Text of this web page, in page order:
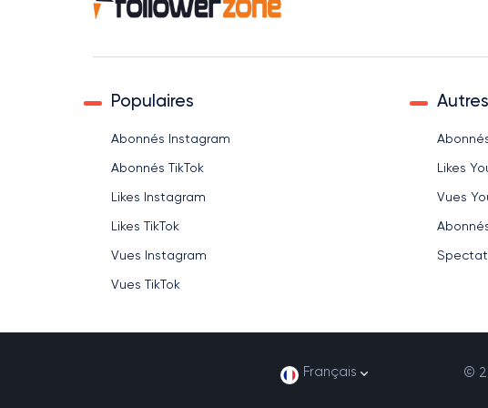
Populaires
Abonnés Instagram
Abonnés TikTok
Likes Instagram
Likes TikTok
Vues Instagram
Vues TikTok
Autres
Likes
Vues
Français ©